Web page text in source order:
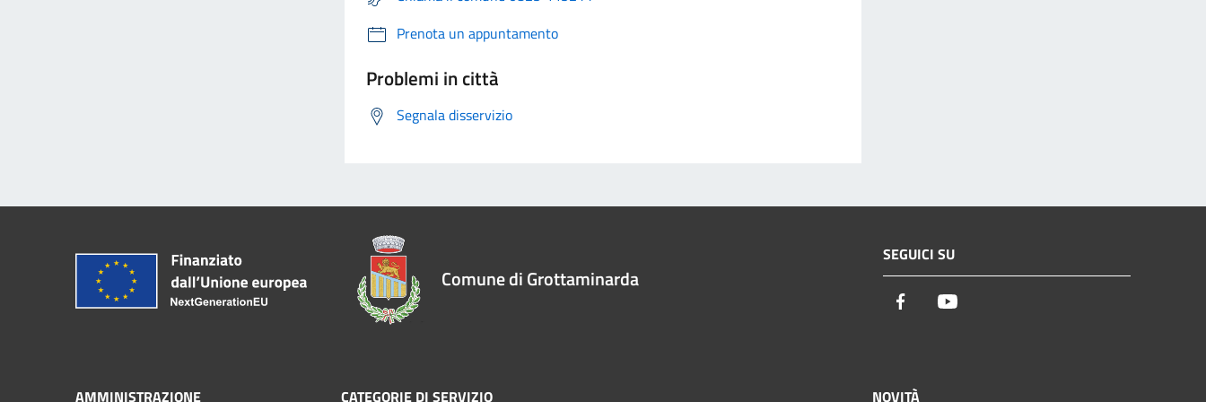
Prenota un appuntamento
Problemi in città
Segnala disservizio
Comune di Grottaminarda
SEGUICI SU
Facebook
AMMINISTRAZIONE CATEGORIE DI SERVIZIO NOVITÀ